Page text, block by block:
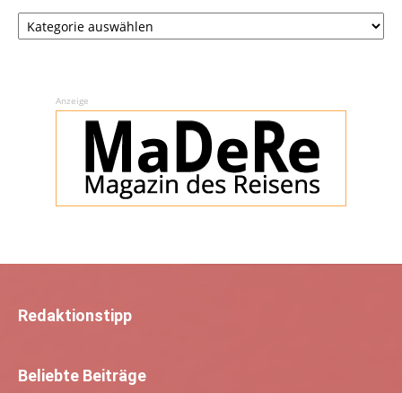
Rubriken
Anzeige
Redaktionstipp
Beliebte Beiträge